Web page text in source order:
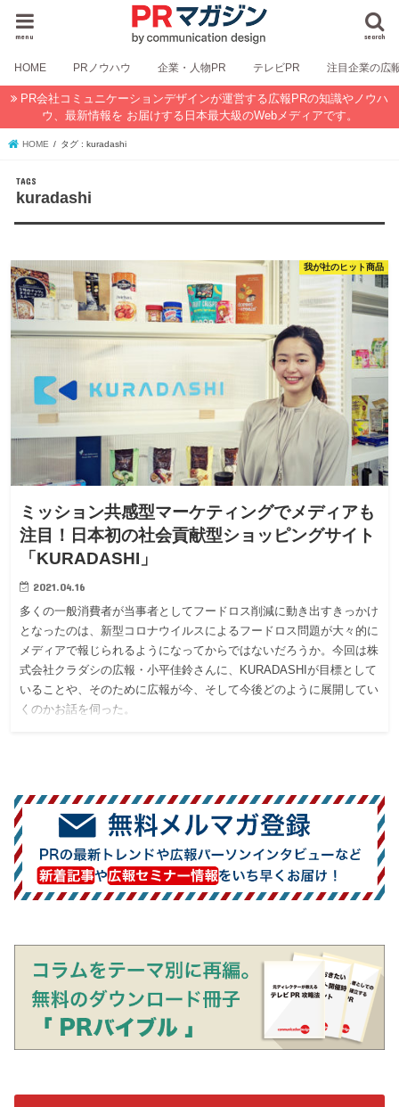
search
menu
HOME PRノウハウ 企業・人物PR テレビPR 注目企業の広
PR会社コミュニケーションデザインが運営する広報PRの知識やノウハ
ウ、最新情報を お届けする日本最大級のWebメディアです。
HOME タグ : kuradashi
kuradashi
我が社のヒット商品
ミッション共感型マーケティングでメディアも
注目！日本初の社会貢献型ショッピングサイト
「KURADASHI」
2021.04.16
多くの一般消費者が当事者としてフードロス削減に動き出すきっかけ
となったのは、新型コロナウイルスによるフードロス問題が大々的に
メディアで報じられるようになってからではないだろうか。今回は株
式会社クラダシの広報・小平佳鈴さんに、KURADASHIが目標として
いることや、そのために広報が今、そして今後どのように展開してい
くのかお話を伺った。